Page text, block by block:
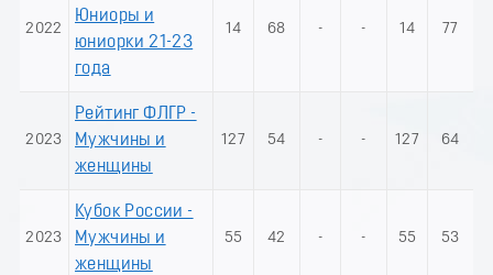
2022
Юниоры и
юниорки 21-23
года
14 68 - - 14 77
2023
Рейтинг ФЛГР -
Мужчины и
женщины
127 54 - - 127 64
2023
Кубок России -
Мужчины и
женщины
55 42 - - 55 53